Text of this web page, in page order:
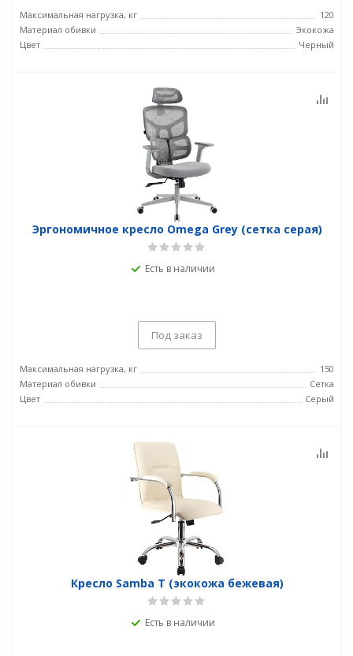
Максимальная нагрузка, кг
120
Материал обивки
Экокожа
Цвет
Черный
Эргономичное кресло Omega Grey (сетка серая)
Есть в наличии
Под заказ
Максимальная нагрузка, кг
150
Материал обивки
Сетка
Цвет
Серый
Кресло Samba T (экокожа бежевая)
Есть в наличии